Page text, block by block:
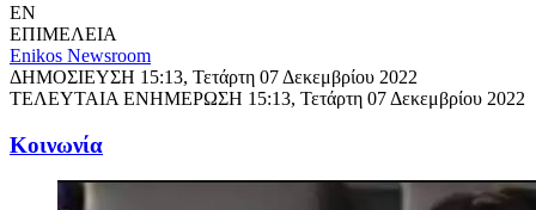
EN
ΕΠΙΜΕΛΕΙΑ
Enikos Newsroom
ΔΗΜΟΣΙΕΥΣΗ 15:13, Τετάρτη 07 Δεκεμβρίου 2022
ΤΕΛΕΥΤΑΙΑ ΕΝΗΜΕΡΩΣΗ 15:13, Τετάρτη 07 Δεκεμβρίου 2022
Κοινωνία